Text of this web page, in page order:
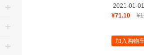
2021-01-01
¥71.10
加入购物